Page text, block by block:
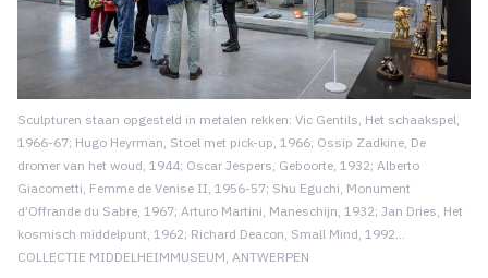
Sculpturen staan opgesteld in metalen rekken: Vic Gentils, Het schaakspel,
1966-67; Hugo Heyrman, Stoel met pick-up, 1966; Ossip Zadkine, De
dromer van het woud, 1944; Oscar Jespers, Geboorte, 1932; Alberto
Giacometti, Femme de Venise II, 1956-57; Shu Eguchi, Monument
d’Offrande du Sabre, 1967; Arturo Martini, Maneschijn, 1932; Jan Dries, Het
kosmisch middelpunt, 1962; Richard Deacon, Small Mind, 1992…
COLLECTIE MIDDELHEIMMUSEUM, ANTWERPEN